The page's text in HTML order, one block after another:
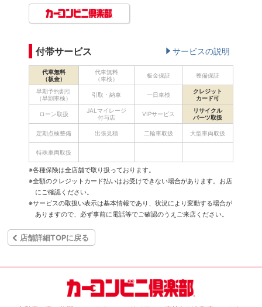
付帯サービス サービスの説明
代車無料
（板金）
代車無料
（車検）
板金保証 整備保証
早期予約割引
（早割車検）
引取・納車 一日車検
クレジット
カード可
ローン取扱
JALマイレージ
付与店
VIPサービス
リサイクル
パーツ取扱
定期点検整備 出張見積 二輪車取扱 大型車両取扱
特殊車両取扱
※各種保険は全店舗で取り扱っております。
※全額のクレジットカード払いはお受けできない場合があります。お店
にご確認ください。
※サービスの取扱い表示は基本情報であり、状況により変動する場合が
ありますので、必ず事前に電話等でご確認のうえご来店ください。
店舗詳細TOPに戻る